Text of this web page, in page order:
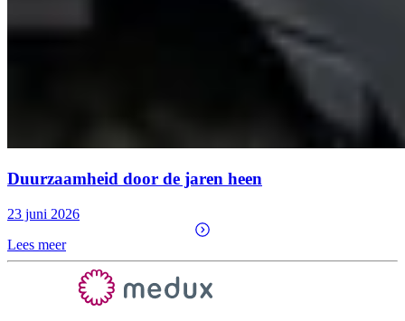
Duurzaamheid door de jaren heen
23 juni 2026
Lees meer